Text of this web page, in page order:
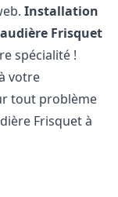
Installation
Frisquet
spécialité !
votre
tout problème
Frisquet à